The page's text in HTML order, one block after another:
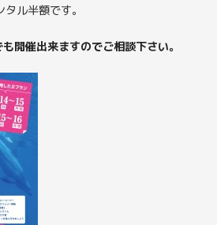
ル半額です。
開催出来ますのでご相談下さい。